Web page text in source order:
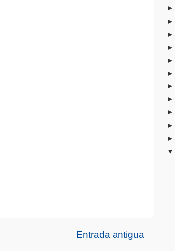
Entrada antigua
►
►
►
►
►
►
►
►
►
►
►
▼